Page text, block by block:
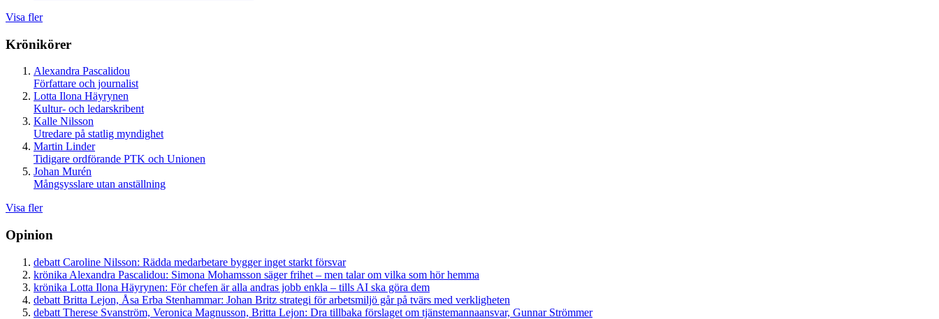
Visa fler
Krönikörer
Alexandra Pascalidou
Författare och journalist
Lotta Ilona Häyrynen
Kultur- och ledarskribent
Kalle Nilsson
Utredare på statlig myndighet
Martin Linder
Tidigare ordförande PTK och Unionen
Johan Murén
Mångsysslare utan anställning
Visa fler
Opinion
debatt Caroline Nilsson: Rädda medarbetare bygger inget starkt försvar
krönika Alexandra Pascalidou: Simona Mohamsson säger frihet – men talar om vilka som hör hemma
krönika Lotta Ilona Häyrynen: För chefen är alla andras jobb enkla – tills AI ska göra dem
debatt Britta Lejon, Åsa Erba Stenhammar: Johan Britz strategi för arbetsmiljö går på tvärs med verkligheten
debatt Therese Svanström, Veronica Magnusson, Britta Lejon: Dra tillbaka förslaget om tjänstemannaansvar, Gunnar Strömmer